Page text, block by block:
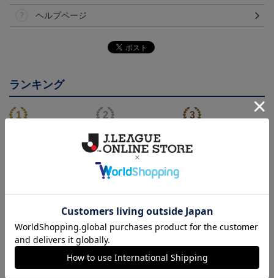
ヘルプページ
ランキング
ーム(FP1st)
17,600円～21,901円
会員特典
26/27 オーセンティック
ユニフォーム(FP1st)
26,100円～30,400円
会員特典
コンフィットシャツ（20
26SP）
5,500円
会員特典